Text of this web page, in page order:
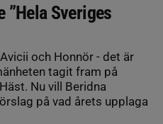
”Hela Sveriges
och Honnör - det är
tagit fram på
Nu vill Beridna
på vad årets upplaga